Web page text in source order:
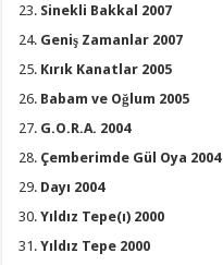
Sinekli Bakkal 2007
Geniş Zamanlar 2007
Kırık Kanatlar 2005
Babam ve Oğlum 2005
G.O.R.A. 2004
Çemberimde Gül Oya 2004
Dayı 2004
Yıldız Tepe(ı) 2000
Yıldız Tepe 2000